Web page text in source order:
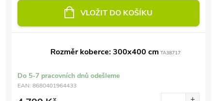
VLOŽIT DO KOŠÍKU
Rozměr koberce: 300x400 cm TA38717
Do 5-7 pracovních dnů odešleme
EAN: 8680401964433